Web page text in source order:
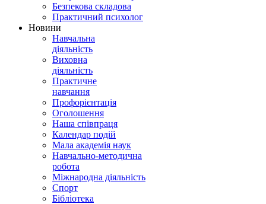
Безпекова складова
Практичний психолог
Новини
Навчальна
діяльність
Виховна
діяльність
Практичне
навчання
Профорієнтація
Оголошення
Наша співпраця
Календар подій
Мала академія наук
Навчально-методична
робота
Міжнародна діяльність
Спорт
Бібліотека